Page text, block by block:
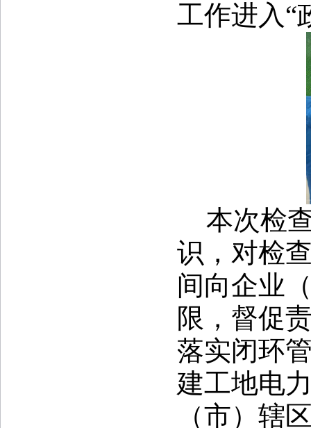
工作进入
本次检
识，对检
间向企业
限，督促
落实闭环
建工地电
（市）辖